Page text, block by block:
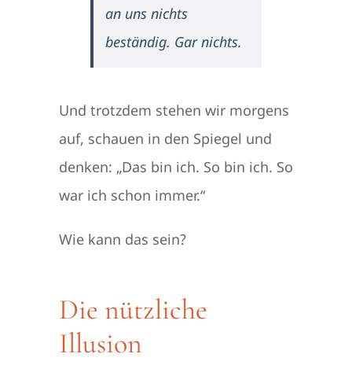
an uns nichts
beständig. Gar nichts.
Und trotzdem stehen wir morgens
auf, schauen in den Spiegel und
denken: „Das bin ich. So bin ich. So
war ich schon immer.“
Wie kann das sein?
Die nützliche
Illusion